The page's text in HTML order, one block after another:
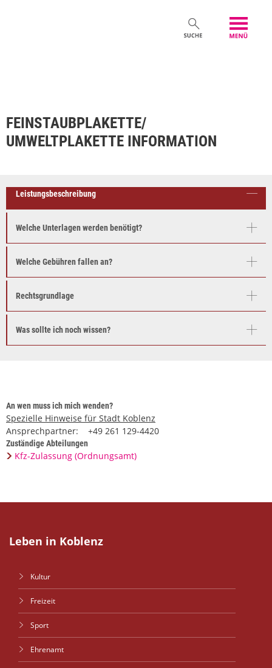
FEINSTAUBPLAKETTE/
UMWELTPLAKETTE INFORMATION
Leistungsbeschreibung
Welche Unterlagen werden benötigt?
Welche Gebühren fallen an?
Rechtsgrundlage
Was sollte ich noch wissen?
An wen muss ich mich wenden?
Spezielle Hinweise für Stadt Koblenz
Ansprechpartner: +49 261 129-4420
Zuständige Abteilungen
Kfz-Zulassung (Ordnungsamt)
Leben in Koblenz
Kultur
Freizeit
Sport
Ehrenamt